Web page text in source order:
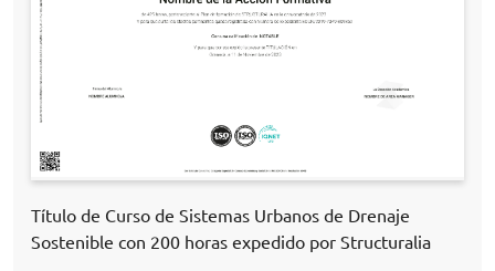
Título de Curso de Sistemas Urbanos de Drenaje
Sostenible con 200 horas expedido por Structuralia